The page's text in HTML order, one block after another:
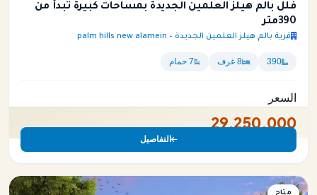
فلل بالم هيلز العلمين الجديدة بمساحات كبيرة تبدأ من
390متر
قرية بالم هيلز العلمين الجديدة – palm hills new alamein
390 8 غرف 7 حمام
السعر
29,250,000
التفاصيل
فيلا
متاح